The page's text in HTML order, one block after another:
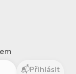
Přihlásit